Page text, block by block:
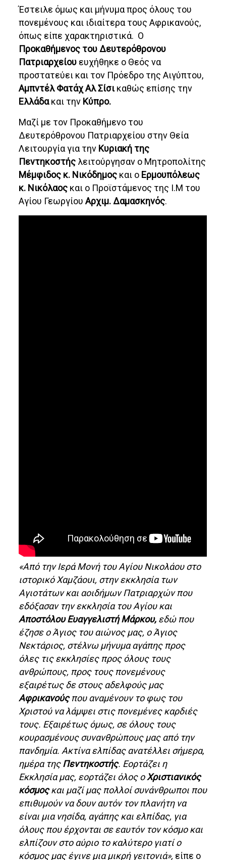
Έστειλε όμως και μήνυμα προς όλους του
πονεμένους και ιδιαίτερα τους Αφρικανούς,
όπως είπε χαρακτηριστικά. Ο
Προκαθήμενος του Δευτερόθρονου
Πατριαρχείου ευχήθηκε ο Θεός να
προστατεύει και τον Πρόεδρο της Αιγύπτου,
Αμπντέλ Φατάχ Αλ Σίσικαθώς επίσης την
Ελλάδακαι την Κύπρο.
Μαζί με τον Προκαθήμενο του
Δευτερόθρονου Πατριαρχείου στην Θεία
Λειτουργία για την Κυριακή της
Πεντηκοστής λειτούργησαν ο Μητροπολίτης
Μέμφιδος κ. Νικόδημος και ο Ερμουπόλεως
κ. Νικόλαος και ο Προϊστάμενος της Ι.Μ του
Αγίου ΓεωργίουΑρχιμ. Δαμασκηνός.
«Aπό την Ιερά Μονή του Αγίου Νικολάου στο
ιστορικό Χαμζάουι, στην εκκλησία των
Αγιοτάτων και αοιδήμων Πατριαρχών που
εδόξασαν την εκκλησία του Αγίου και
Αποστόλου Ευαγγελιστή Μάρκου, εδώ που
έζησε ο Άγιος του αιώνος μας, ο Άγιος
Νεκτάριος, στέλνω μήνυμα αγάπης προς
όλες τις εκκλησίες προς όλους τους
ανθρώπους, προς τους πονεμένους
εξαιρέτως δε στους αδελφούς μας
Αφρικανούςπου αναμένουν το φως του
Χριστού να λάμψει στις πονεμένες καρδιές
τους. Εξαιρέτως όμως, σε όλους τους
κουρασμένους συνανθρώπους μας από την
πανδημία. Ακτίνα ελπίδας ανατέλλει σήμερα,
ημέρα τηςΠεντηκοστής. Εορτάζει η
Εκκλησία μας, εορτάζει όλος οΧριστιανικός
κόσμοςκαι μαζί μας πολλοί συνάνθρωποι που
επιθυμούν να δουν αυτόν τον πλανήτη να
είναι μια νησίδα, αγάπης και ελπίδας, για
όλους που έρχονται σε εαυτόν τον κόσμο και
ελπίζουν στο αύριο το καλύτερο γιατί ο
κόσμος μας έγινε μια μικρή γειτονιά», είπε ο